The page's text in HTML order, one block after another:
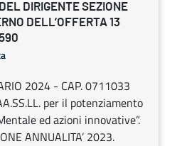
DIRIGENTE SEZIONE
DELL’OFFERTA 13
2024 - CAP. 0711033
per il potenziamento
ed azioni innovative”.
ANNUALITA’ 2023.